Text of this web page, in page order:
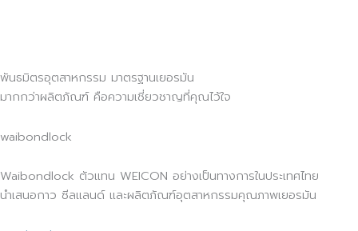
พันธมิตรอุตสาหกรรม มาตรฐานเยอรมัน
มากกว่าผลิตภัณฑ์ คือความเชี่ยวชาญที่คุณไว้ใจ
waibondlock
Waibondlock ตัวแทน WEICON อย่างเป็นทางการในประเทศไทย
นำเสนอกาว ซีลแลนด์ และผลิตภัณฑ์อุตสาหกรรมคุณภาพเยอรมัน